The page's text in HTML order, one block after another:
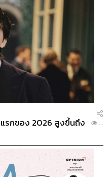
รกของ 2026 สูงขึ้นถึง
...